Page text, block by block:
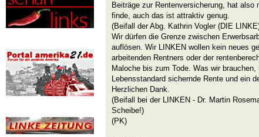
Beiträge zur Rentenversicherung, hat also
finde, auch das ist attraktiv genug.
(Beifall der Abg. Kathrin Vogler (DIE
Wir dürfen die Grenze zwischen
auflösen. Wir LINKEN wollen kein neues
arbeitenden Rentners oder der
Maloche bis zum Tode. Was wir
Lebensstandard sichernde Rente und ein
Herzlichen Dank.
(Beifall bei der LINKEN - Dr. Martin
Scheibe!)
(PK)